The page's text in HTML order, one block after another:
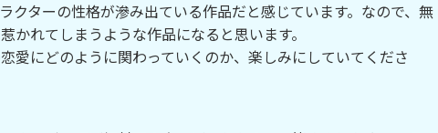
クターの性格が滲み出ている作品だと感じています。なので、無
れてしまうような作品になると思います。
愛にどのように関わっていくのか、楽しみにしていてくださ